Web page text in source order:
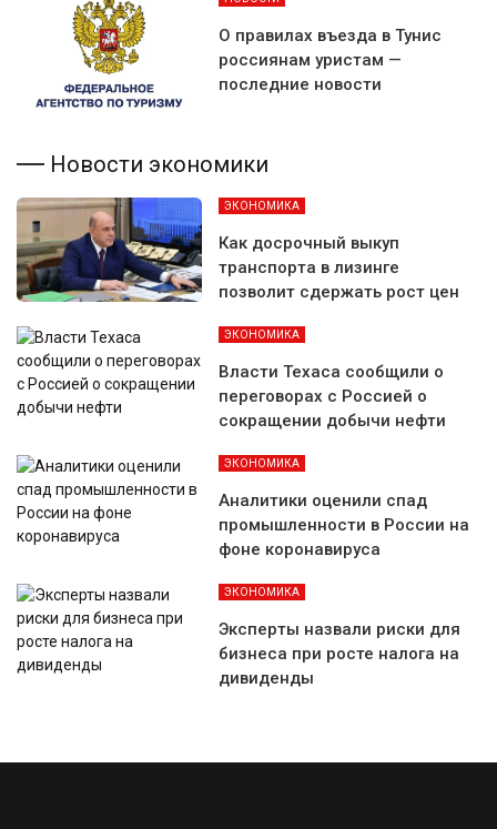
О правилах въезда в Тунис
россиянам уристам —
последние новости
Новости экономики
ЭКОНОМИКА
Как досрочный выкуп
транспорта в лизинге
позволит сдержать рост цен
ЭКОНОМИКА
Власти Техаса сообщили о
переговорах с Россией о
сокращении добычи нефти
ЭКОНОМИКА
Аналитики оценили спад
промышленности в России на
фоне коронавируса
ЭКОНОМИКА
Эксперты назвали риски для
бизнеса при росте налога на
дивиденды